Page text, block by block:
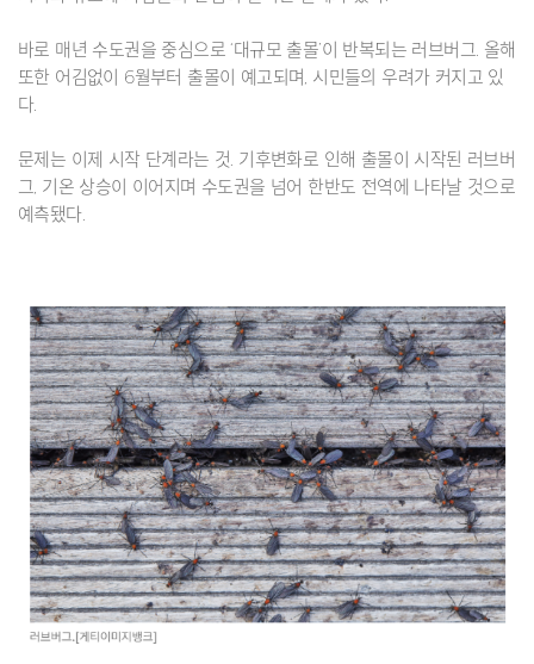
바로 매년 수도권을 중심으로 ‘대규모 출몰’이 반복되는 러브버그. 올해
또한 어김없이 6월부터 출몰이 예고되며, 시민들의 우려가 커지고 있
다.
문제는 이제 시작 단계라는 것. 기후변화로 인해 출몰이 시작된 러브버
그, 기온 상승이 이어지며 수도권을 넘어 한반도 전역에 나타날 것으로
예측됐다.